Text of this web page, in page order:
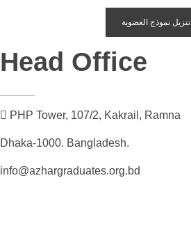
تنزيل نموذج العضوية
Head Office
PHP Tower, 107/2, Kakrail, Ramna
Dhaka-1000. Bangladesh.
info@azhargraduates.org.bd